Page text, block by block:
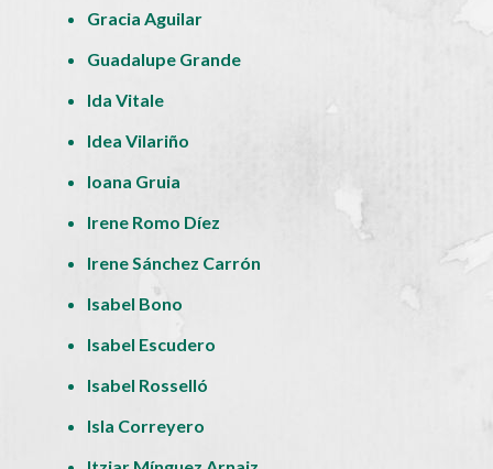
Gracia Aguilar
Guadalupe Grande
Ida Vitale
Idea Vilariño
Ioana Gruia
Irene Romo Díez
Irene Sánchez Carrón
Isabel Bono
Isabel Escudero
Isabel Rosselló
Isla Correyero